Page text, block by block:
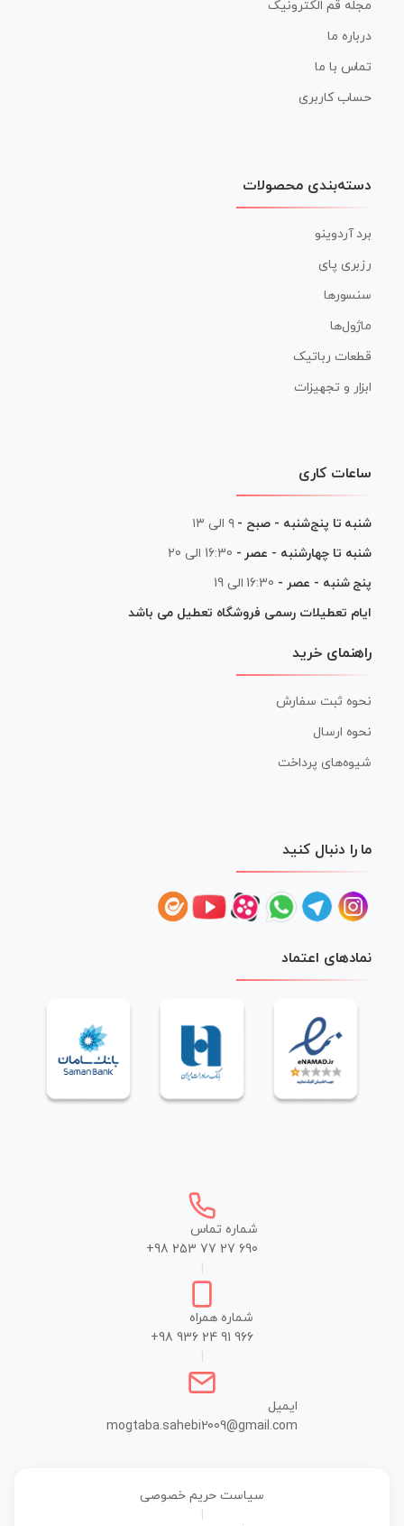
مجله قم الکترونیک
درباره ما
تماس با ما
حساب کاربری
دسته‌بندی محصولات
برد آردوینو
رزبری پای
سنسورها
ماژول‌ها
قطعات رباتیک
ابزار و تجهیزات
ساعات کاری
شنبه تا پنج‌شنبه - صبح - ۹ الی ۱۳
شنبه تا چهارشنبه - عصر - 16:30 الی 20
پنج شنبه - عصر - 16:30 الی 19
ایام تعطیلات رسمی فروشگاه تعطیل می باشد
راهنمای خرید
نحوه ثبت سفارش
نحوه ارسال
شیوه‌های پرداخت
ما را دنبال کنید
نمادهای اعتماد
شماره تماس
+98 253 77 27 690
شماره همراه
+98 936 24 91 966
ایمیل
mogtaba.sahebi2009@gmail.com
سیاست حریم خصوصی